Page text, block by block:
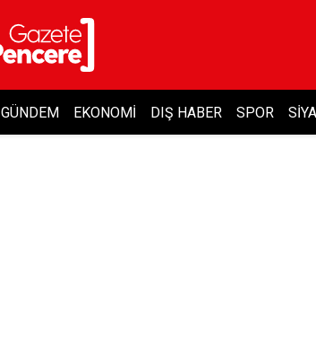
GÜNDEM EKONOMI DIŞ HABER SPOR